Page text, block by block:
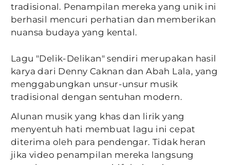
tradisional. Penampilan mereka yang unik ini
berhasil mencuri perhatian dan memberikan
nuansa budaya yang kental.
Lagu "Delik-Delikan" sendiri merupakan hasil
karya dari Denny Caknan dan Abah Lala, yang
menggabungkan unsur-unsur musik
tradisional dengan sentuhan modern.
Alunan musik yang khas dan lirik yang
menyentuh hati membuat lagu ini cepat
diterima oleh para pendengar. Tidak heran
jika video penampilan mereka langsung